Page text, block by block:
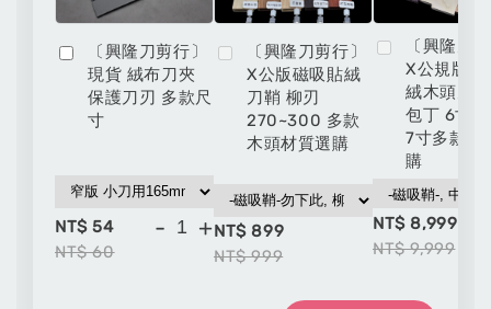
〔興隆刀剪行〕
現貨 絨布刀夾
保護刀刃 多款尺
寸
NT$ 54
NT$ 60
- +
〔興隆刀剪行〕
X公版磁吸貼絨
刀鞘 柳刃
270~300 多款
木頭材質選購
NT$ 899
NT$ 999
〔興隆刀
X公規版磁
絨木頭刀
包丁 6寸
7寸多款材
購
NT$ 8,999
NT$ 9,999